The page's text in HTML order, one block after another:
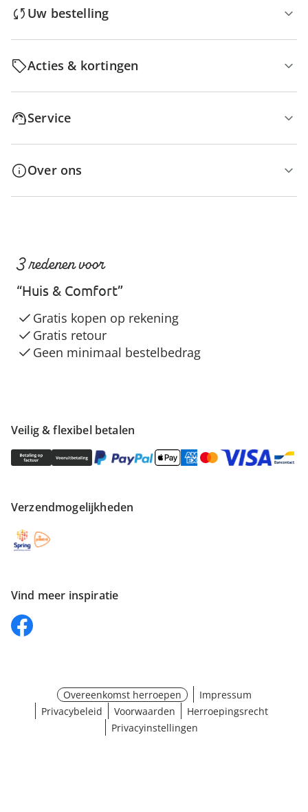
Uw bestelling
Acties & kortingen
Service
Over ons
Veilig & flexibel betalen
Verzendmogelijkheden
Vind meer inspiratie
3 redenen voor
“Huis & Comfort”
Gratis kopen op rekening
Gratis retour
Geen minimaal bestelbedrag
Overeenkomst herroepen
Impressum
Privacybeleid
Voorwaarden
Herroepingsrecht
Privacyinstellingen